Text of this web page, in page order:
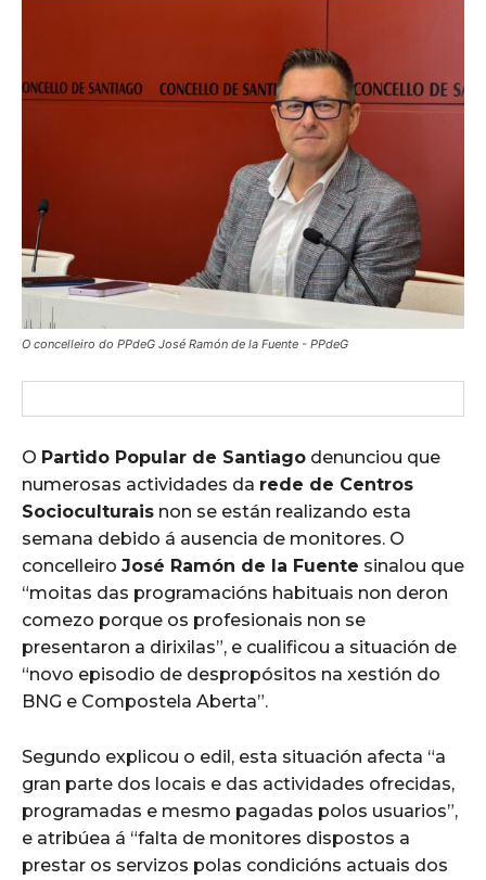
O concelleiro do PPdeG José Ramón de la Fuente - PPdeG
O Partido Popular de Santiago denunciou que
numerosas actividades da rede de Centros
Socioculturais non se están realizando esta
semana debido á ausencia de monitores. O
concelleiro José Ramón de la Fuente sinalou que
“moitas das programacións habituais non deron
comezo porque os profesionais non se
presentaron a dirixilas”, e cualificou a situación de
“novo episodio de despropósitos na xestión do
BNG e Compostela Aberta”.
Segundo explicou o edil, esta situación afecta “a
gran parte dos locais e das actividades ofrecidas,
programadas e mesmo pagadas polos usuarios”,
e atribúea á “falta de monitores dispostos a
prestar os servizos polas condicións actuais dos